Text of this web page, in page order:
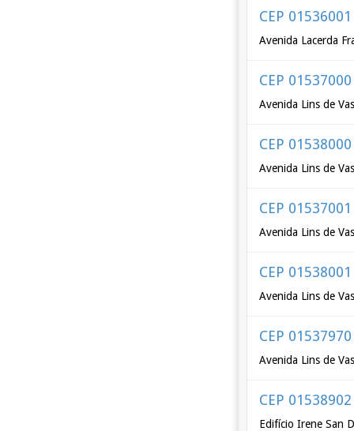
CEP 01536001
Avenida Lacerda
CEP 01537000
Avenida Lins de
CEP 01538000
Avenida Lins de
CEP 01537001
Avenida Lins de
CEP 01538001
Avenida Lins de
CEP 01537970
Avenida Lins de
CEP 01538902
Edifício Irene San